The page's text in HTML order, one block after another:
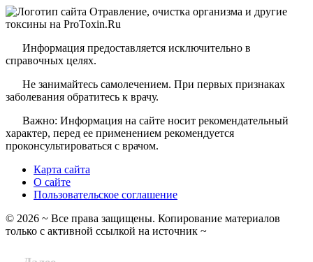
Информация предоставляется исключительно в
справочных целях.
Не занимайтесь самолечением. При первых признаках
заболевания обратитесь к врачу.
Важно: Информация на сайте носит рекомендательный
характер, перед ее применением рекомендуется
проконсультироваться с врачом.
Карта сайта
О сайте
Пользовательское соглашение
© 2026 ~ Все права защищены. Копирование материалов
только с активной ссылкой на источник ~